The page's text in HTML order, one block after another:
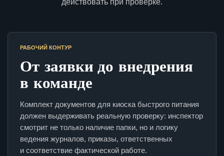
действовать при проверке.
РАБОЧИЙ КОНТУР
От заявки до внедрения
в команде
Комплект документов для киоска быстрого питания
должен выдерживать реальную проверку: инспектор
смотрит не только наличие папки, но и логику
ведения журналов, приказы, ответственных
и соответствие фактической работе.